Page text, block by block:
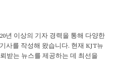
년 이상의 기자 경력을 통해 다양한
사를 작성해 왔습니다. 현재 KJT뉴
받는 뉴스를 제공하는 데 최선을